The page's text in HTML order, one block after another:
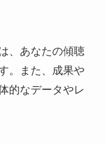
、あなたの傾聴
。また、成果や
的なデータやレ